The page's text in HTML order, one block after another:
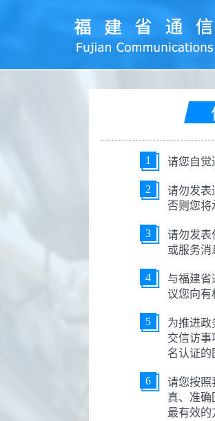
1 请您自
2
请勿发
否则您
3
请勿发
或服务消
4
与福建
议您向
5
为推进政
交信访
名认证
6
请您按
真、准
最有效